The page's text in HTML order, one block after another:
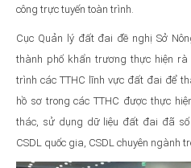
công trực tuyến toàn trình.
Cục Quản lý đất đai đề nghị Sở
thành phố khẩn trương thực hiện
trình các TTHC lĩnh vực đất đai để
hồ sơ trong các TTHC được thực
thác, sử dụng dữ liệu đất đai đã
CSDL quốc gia, CSDL chuyên ngành